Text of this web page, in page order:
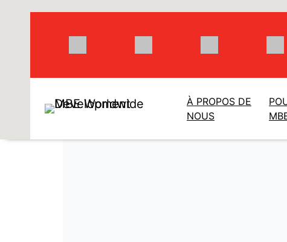
À PROPOS DE
NOUS